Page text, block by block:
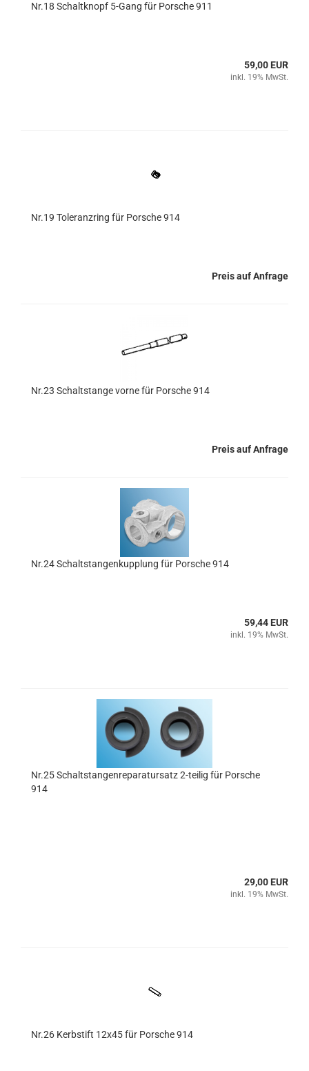
Nr.18 Schaltknopf 5-Gang für Porsche 911
59,00 EUR
inkl. 19% MwSt.
Nr.19 Toleranzring für Porsche 914
Preis auf Anfrage
Nr.23 Schaltstange vorne für Porsche 914
Preis auf Anfrage
Nr.24 Schaltstangenkupplung für Porsche 914
59,44 EUR
inkl. 19% MwSt.
Nr.25 Schaltstangenreparatursatz 2-teilig für Porsche
914
29,00 EUR
inkl. 19% MwSt.
Nr.26 Kerbstift 12x45 für Porsche 914